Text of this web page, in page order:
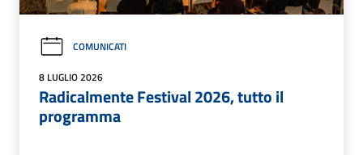
COMUNICATI
8 LUGLIO 2026
Radicalmente Festival 2026, tutto il
programma